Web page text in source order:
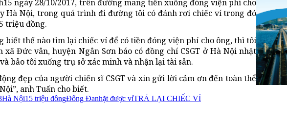
ngày 28/10/2017, trên đường mang tiền xuống đóng viện phí cho
Hà Nội, trong quá trình đi đường tôi có đánh rơi chiếc ví trong đó
triệu đồng.
biết thế nào tìm lại chiếc ví để có tiền đóng viện phí cho ông, thì tôi
Đức vân, huyện Ngân Sơn báo có đồng chí CSGT ở Hà Nội nhặt
bảo tôi xuống trụ sở xác minh và nhận lại tài sản.
đẹp của người chiến sĩ CSGT và xin gửi lời cảm ơn đến toàn thể
anh Tuấn cho biết.
Hà Nội15 triệu đồngĐống Đanhặt được víTRẢ LẠI CHIẾC VÍ